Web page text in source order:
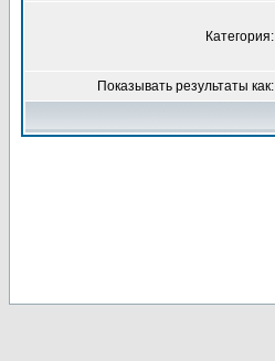
Категория:
Показывать результаты как: